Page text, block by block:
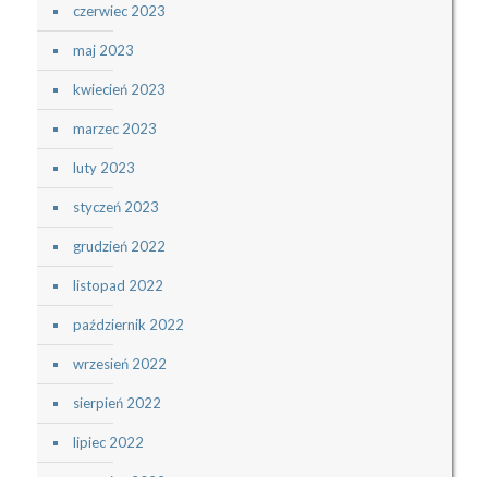
czerwiec 2023
maj 2023
kwiecień 2023
marzec 2023
luty 2023
styczeń 2023
grudzień 2022
listopad 2022
październik 2022
wrzesień 2022
sierpień 2022
lipiec 2022